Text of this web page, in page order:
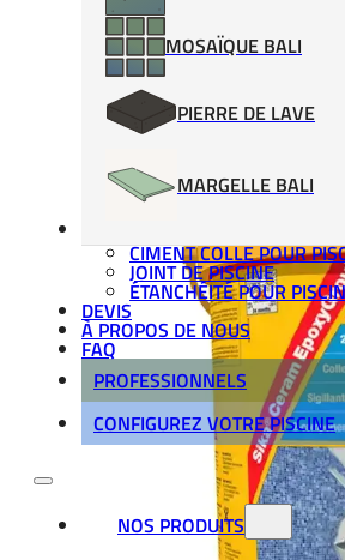
MOSAÏQUE BALI
PIERRE DE LAVE
MARGELLE BALI
CIMENT COLLE POUR
JOINT DE PISCINE
ÉTANCHÉITÉ POUR
DEVIS
À PROPOS DE NOUS
FAQ
PROFESSIONNELS
CONFIGUREZ VOTRE PISCINE
NOS PRODUITS